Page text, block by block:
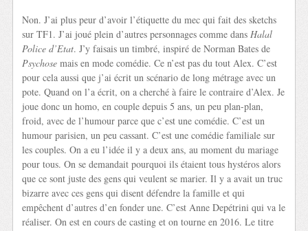
Non. J’ai plus peur d’avoir l’étiquette du mec qui fait des sketchs
sur TF1. J’ai joué plein d’autres personnages comme dansHalal
Police d’Etat. J’y faisais un timbré, inspiré de Norman Bates de
Psychose mais en mode comédie. Ce n’est pas du tout Alex. C’est
pour cela aussi que j’ai écrit un scénario de long métrage avec un
pote. Quand on l’a écrit, on a cherché à faire le contraire d’Alex. Je
joue donc un homo, en couple depuis 5 ans, un peu plan-plan,
froid, avec de l’humour parce que c’est une comédie. C’est un
humour parisien, un peu cassant. C’est une comédie familiale sur
les couples. On a eu l’idée il y a deux ans, au moment du mariage
pour tous. On se demandait pourquoi ils étaient tous hystéros alors
que ce sont juste des gens qui veulent se marier. Il y a avait un truc
bizarre avec ces gens qui disent défendre la famille et qui
empêchent d’autres d’en fonder une. C’est Anne Depétrini qui va le
réaliser. On est en cours de casting et on tourne en 2016. Le titre